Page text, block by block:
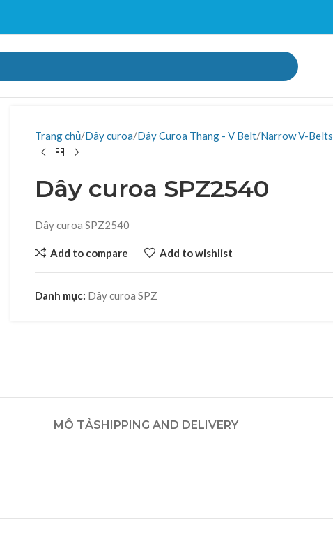
Trang chủ Dây curoa Dây Curoa Thang - V Belt Narrow V-Belts
Dây curoa SPZ2540
Dây curoa SPZ2540
Add to compare Add to wishlist
Danh mục: Dây curoa SPZ
MÔ TẢSHIPPING AND DELIVERY